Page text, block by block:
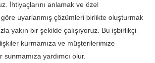
İhtiyaçlarını anlamak ve özel
uyarlanmış çözümleri birlikte oluşturmak
yakın bir şekilde çalışıyoruz. Bu işbirlikçi
kurmamıza ve müşterilerimize
yardımcı olur.